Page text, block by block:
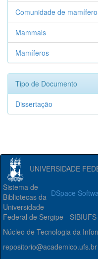
Comunidade de
Mammals
Mamíferos
Tipo de Documento
Dissertação
UNIVERSIDADE
DSpace
Sistema de
Bibliotecas da
Universidade
Federal de Sergipe - SIBIUFS
Núcleo de Tecnologia da
repositorio@academico.ufs.br